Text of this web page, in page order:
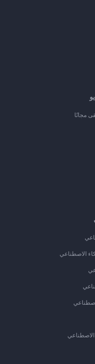
مجانًا
الاصطناعي